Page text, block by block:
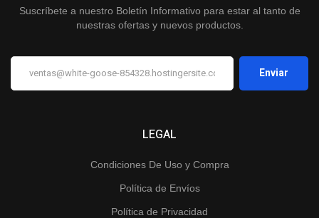
LEGAL
Condiciones De Uso y Compra
Política de Envíos
Política de Privacidad
Suscríbete a nuestro Boletín Informativo para estar al tanto de
nuestras ofertas y nuevos productos.